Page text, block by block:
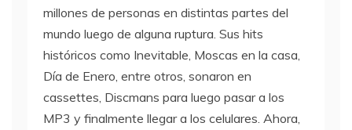
millones de personas en distintas partes del
mundo luego de alguna ruptura. Sus hits
históricos como Inevitable, Moscas en la casa,
Día de Enero, entre otros, sonaron en
cassettes, Discmans para luego pasar a los
MP3 y finalmente llegar a los celulares. Ahora,